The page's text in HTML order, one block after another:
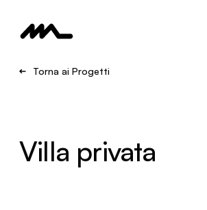
Torna ai Progetti
Villa privata